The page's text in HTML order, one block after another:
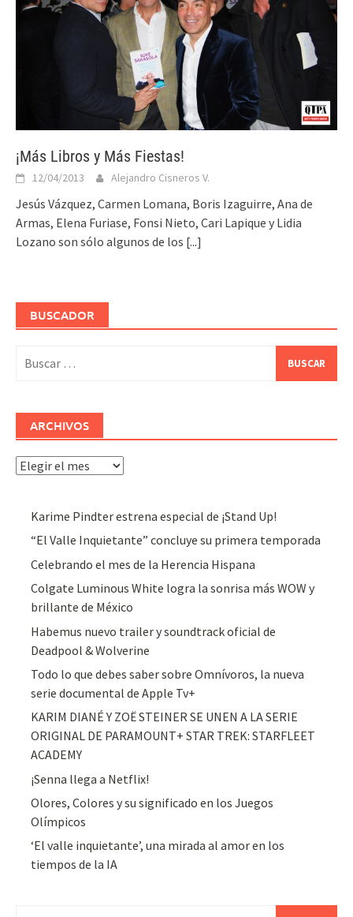
¡Más Libros y Más Fiestas!
12/04/2013 Alejandro Cisneros V.
Jesús Vázquez, Carmen Lomana, Boris Izaguirre, Ana de
Armas, Elena Furiase, Fonsi Nieto, Cari Lapique y Lidia
Lozano son sólo algunos de los [...]
BUSCADOR
ARCHIVOS
Archivos
Karime Pindter estrena especial de ¡Stand Up!
“El Valle Inquietante” concluye su primera temporada
Celebrando el mes de la Herencia Hispana
Colgate Luminous White logra la sonrisa más WOW y
brillante de México
Habemus nuevo trailer y soundtrack oficial de
Deadpool & Wolverine
Todo lo que debes saber sobre Omnívoros, la nueva
serie documental de Apple Tv+
KARIM DIANÉ Y ZOË STEINER SE UNEN A LA SERIE
ORIGINAL DE PARAMOUNT+ STAR TREK: STARFLEET
ACADEMY
¡Senna llega a Netflix!
Olores, Colores y su significado en los Juegos
Olímpicos
‘El valle inquietante’, una mirada al amor en los
tiempos de la IA